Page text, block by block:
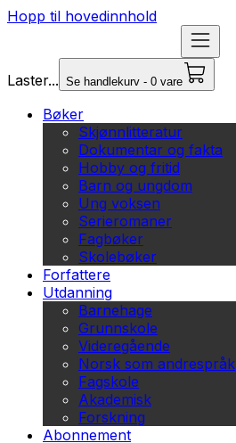
Hopp til hovedinnhold
Laster... Se handlekurv - 0 vare
Bøker
Skjønnlitteratur
Dokumentar og fakta
Hobby og fritid
Barn og ungdom
Ung voksen
Serieromaner
Fagbøker
Skolebøker
Forfattere
Utdanning
Barnehage
Grunnskole
Videregående
Norsk som andrespråk
Fagskole
Akademisk
Forskning
Abonnement